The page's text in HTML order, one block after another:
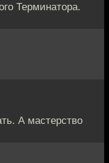
Терминатора.
А мастерство